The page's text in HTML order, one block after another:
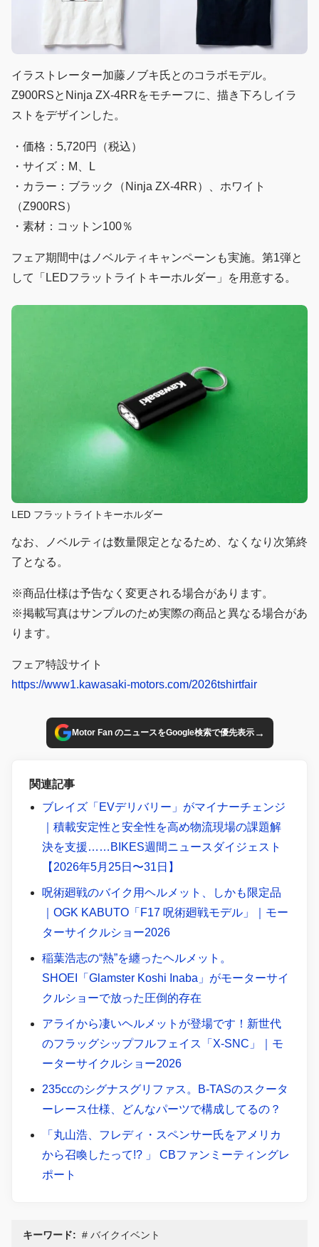
イラストレーター加藤ノブキ氏とのコラボモデル。
Z900RSとNinja ZX-4RRをモチーフに、描き下ろしイラ
ストをデザインした。
・価格：5,720円（税込）
・サイズ：M、L
・カラー：ブラック（Ninja ZX-4RR）、ホワイト
（Z900RS）
・素材：コットン100％
フェア期間中はノベルティキャンペーンも実施。第1弾と
して「LEDフラットライトキーホルダー」を用意する。
LED フラットライトキーホルダー
なお、ノベルティは数量限定となるため、なくなり次第終
了となる。
※商品仕様は予告なく変更される場合があります。
※掲載写真はサンプルのため実際の商品と異なる場合があ
ります。
フェア特設サイト
https://www1.kawasaki-motors.com/2026tshirtfair
Motor Fan のニュースをGoogle検索で優先表示→
関連記事
ブレイズ「EVデリバリー」がマイナーチェンジ
｜積載安定性と安全性を高め物流現場の課題解
決を支援……BIKES週間ニュースダイジェスト
【2026年5月25日〜31日】
呪術廻戦のバイク用ヘルメット、しかも限定品
｜OGK KABUTO「F17 呪術廻戦モデル」｜モー
ターサイクルショー2026
稲葉浩志の“熱”を纏ったヘルメット。
SHOEI「Glamster Koshi Inaba」がモーターサイ
クルショーで放った圧倒的存在
アライから凄いヘルメットが登場です！新世代
のフラッグシップフルフェイス「X-SNC」｜モ
ーターサイクルショー2026
235ccのシグナスグリファス。B-TASのスクータ
ーレース仕様、どんなパーツで構成してるの？
「丸山浩、フレディ・スペンサー氏をアメリカ
から召喚したって!? 」 CBファンミーティングレ
ポート
キーワード: バイクイベント